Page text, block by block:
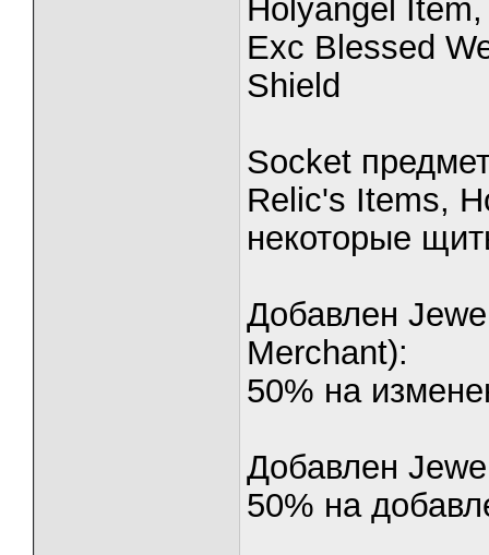
Holyangel
Exc Blessed
Shield
Socket
Relic's Items,
некоторые
Добавлен
Merchant):
50% на
Добавлен
50% на